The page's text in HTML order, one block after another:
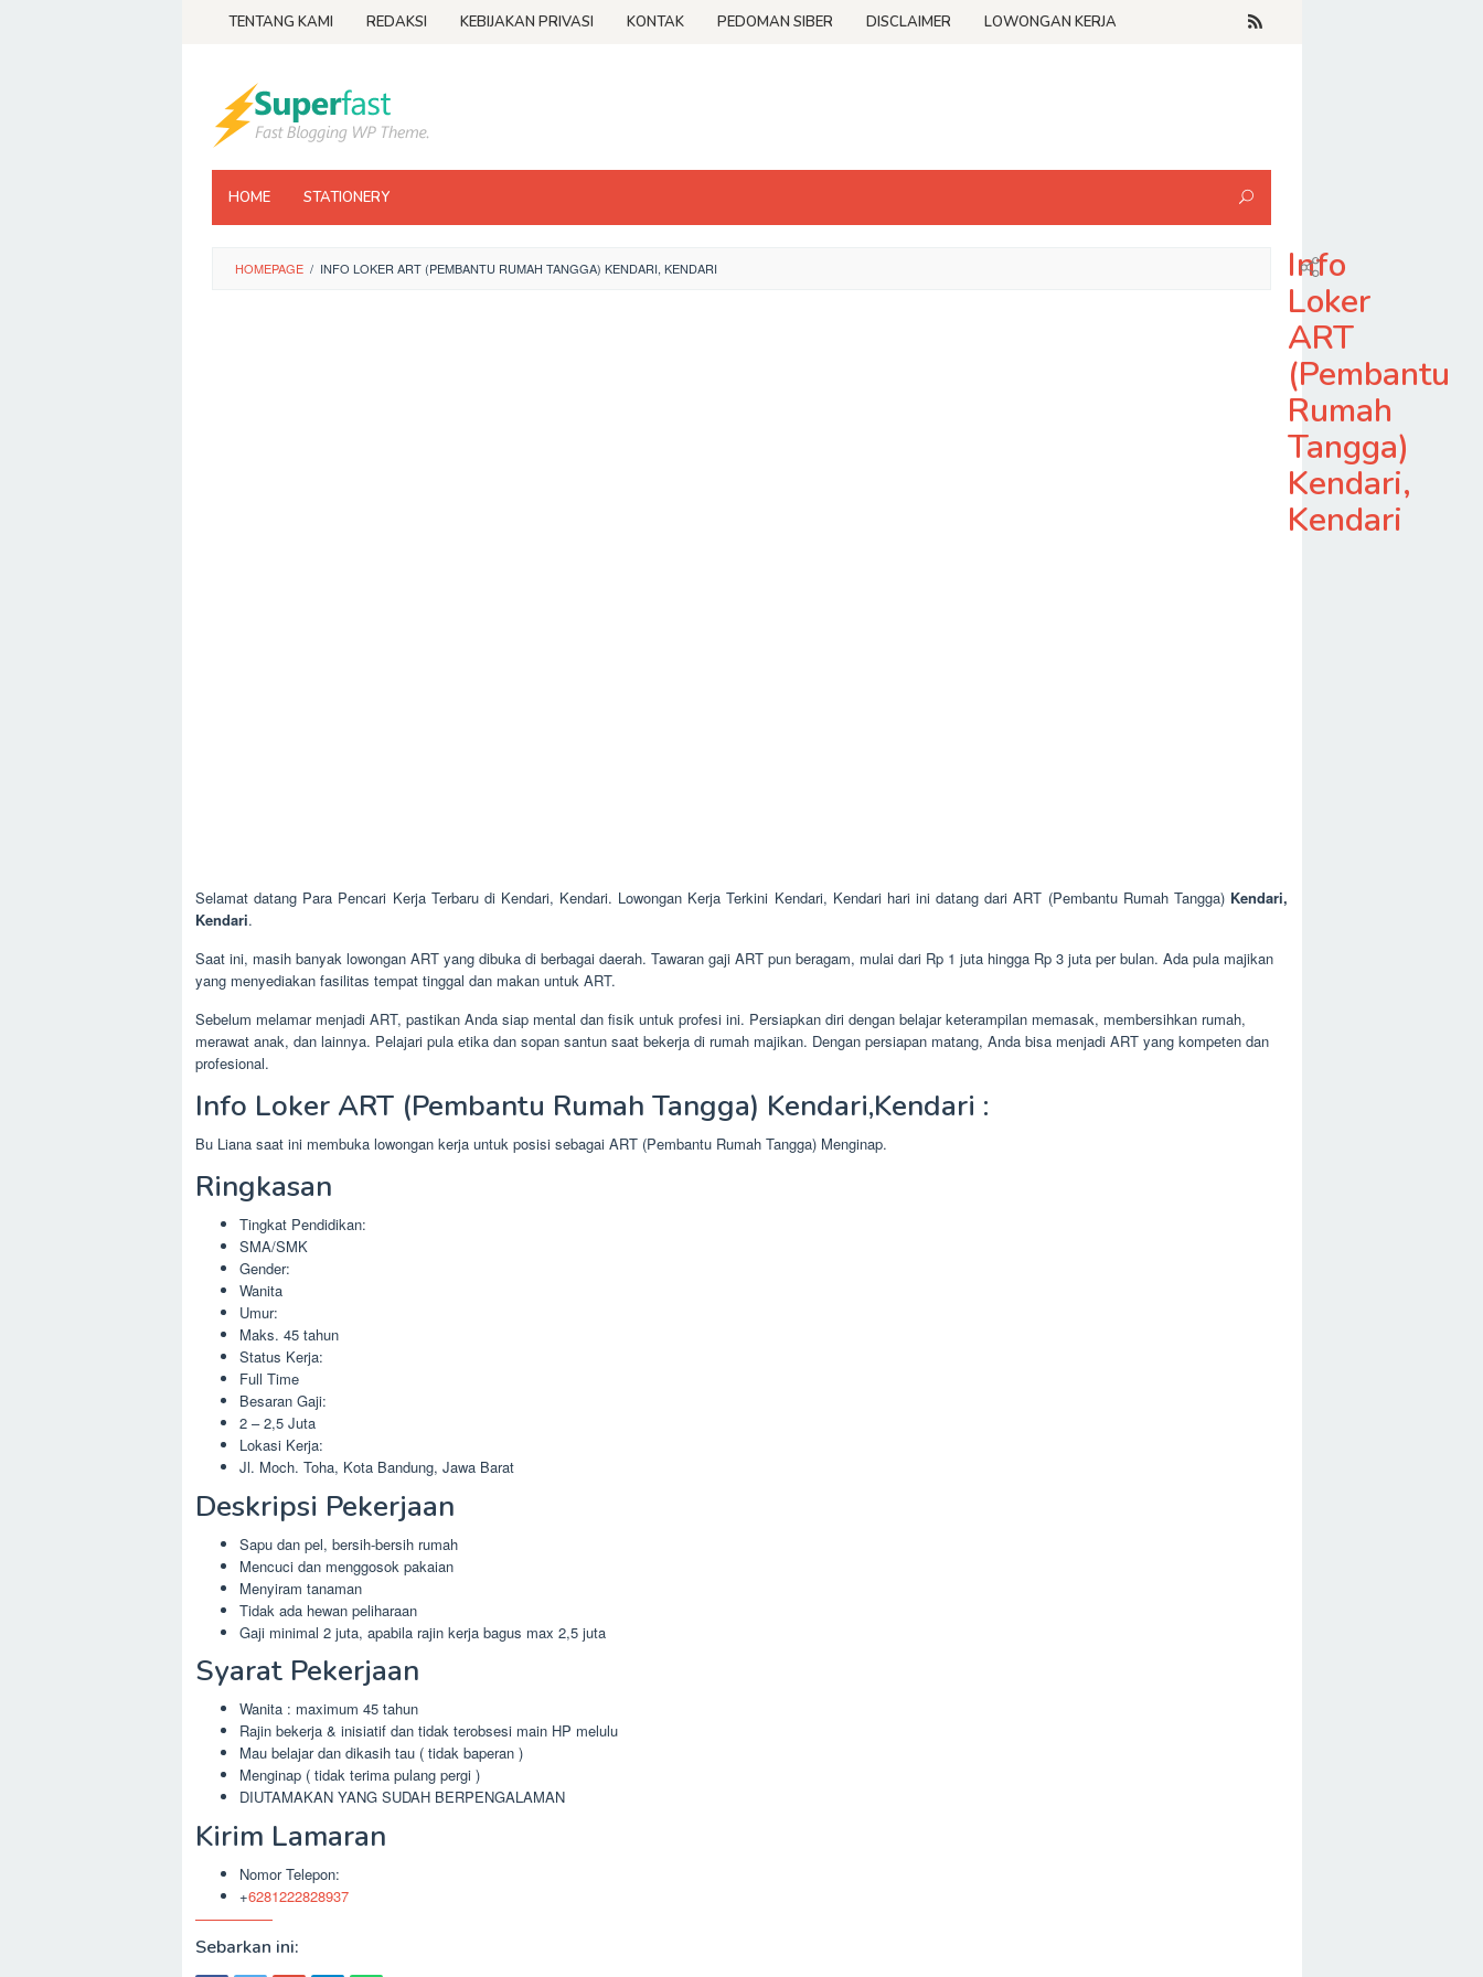
TENTANG KAMI REDAKSI KEBIJAKAN PRIVASI KONTAK PEDOMAN SIBER DISCLAIMER LOWONGAN KERJA
HOME STATIONERY
HOMEPAGE / INFO LOKER ART (PEMBANTU RUMAH TANGGA) KENDARI, KENDARI
Info
Loker
ART
(Pembantu
Rumah
Tangga)
Kendari,
Kendari
Selamat datang Para Pencari Kerja Terbaru di Kendari, Kendari. Lowongan Kerja Terkini Kendari, Kendari hari ini datang dari ART (Pembantu Rumah Tangga)Kendari,
Kendari.
Saat ini, masih banyak lowongan ART yang dibuka di berbagai daerah. Tawaran gaji ART pun beragam, mulai dari Rp 1 juta hingga Rp 3 juta per bulan. Ada pula majikan
yang menyediakan fasilitas tempat tinggal dan makan untuk ART.
Sebelum melamar menjadi ART, pastikan Anda siap mental dan fisik untuk profesi ini. Persiapkan diri dengan belajar keterampilan memasak, membersihkan rumah,
merawat anak, dan lainnya. Pelajari pula etika dan sopan santun saat bekerja di rumah majikan. Dengan persiapan matang, Anda bisa menjadi ART yang kompeten dan
profesional.
Info Loker ART (Pembantu Rumah Tangga) Kendari,Kendari :
Bu Liana saat ini membuka lowongan kerja untuk posisi sebagai ART (Pembantu Rumah Tangga) Menginap.
Ringkasan
Tingkat Pendidikan:
SMA/SMK
Gender:
Wanita
Umur:
Maks. 45 tahun
Status Kerja:
Full Time
Besaran Gaji:
2 – 2,5 Juta
Lokasi Kerja:
Jl. Moch. Toha, Kota Bandung, Jawa Barat
Deskripsi Pekerjaan
Sapu dan pel, bersih-bersih rumah
Mencuci dan menggosok pakaian
Menyiram tanaman
Tidak ada hewan peliharaan
Gaji minimal 2 juta, apabila rajin kerja bagus max 2,5 juta
Syarat Pekerjaan
Wanita : maximum 45 tahun
Rajin bekerja & inisiatif dan tidak terobsesi main HP melulu
Mau belajar dan dikasih tau ( tidak baperan )
Menginap ( tidak terima pulang pergi )
DIUTAMAKAN YANG SUDAH BERPENGALAMAN
Kirim Lamaran
Nomor Telepon:
+6281222828937
Sebarkan ini: